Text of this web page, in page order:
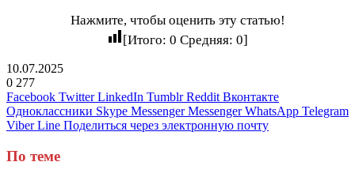
Нажмите, чтобы оценить эту статью!
[Итого: 0 Средняя: 0]
10.07.2025
0 277
Facebook Twitter LinkedIn Tumblr Reddit Вконтакте
Одноклассники Skype Messenger Messenger WhatsApp Telegram
Viber Line Поделиться через электронную почту
По теме